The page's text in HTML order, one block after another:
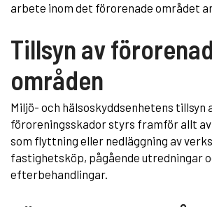
arbete inom det förorenade området
Tillsyn av
områden
Miljö- och hälsoskyddsenhetens tillsyn
föroreningsskador styrs framför allt
som flyttning eller nedläggning av
fastighetsköp, pågående utredningar
efterbehandlingar.